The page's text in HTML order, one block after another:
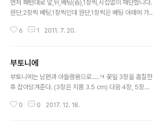
먼저 패턴대로 앞,뒤,베팅(솜),1장씩,시접없이 재단합니다.
원단,2장씩 베팅,1장씩인데 원단,1장씩은 베팅 아래에 가
가방같이 세웠을때 바로 세워질수 있는것, 전체적으로 형
템플레이트가 놓여 있는상태입니다. 퀼팅하기위해 이제 템
플선을 따라 수성펜이나 헤라를 이용하여 퀼팅선을 그려줍
니다. 퀼팅이 완료 되었는데요? ㅠㅠ^^!! 요즘 얼마나 게을
어스를 두릅니다. 그다음 뒤집어 꺽어서 공그르기를 한후
6 1 2011. 7. 20.
부토니에
부토니에는 남편과 아들램용으로.....ㅋ 꽃잎 3장을 홈질한
후 잡아당겨준다. (3장은 지름 3.5 cm) 다음 4장, 5장을
5cm) 장미브로우치는 새로 만드는 커튼에 달려고 미리 만
0 0 2017. 12. 18.